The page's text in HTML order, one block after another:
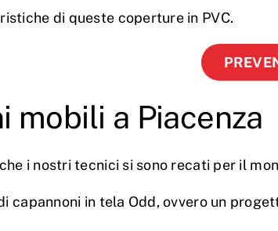
di queste coperture in PVC.
mobili a Piacenza
i nostri tecnici si sono recati per il
capannoni in tela Odd, ovvero un